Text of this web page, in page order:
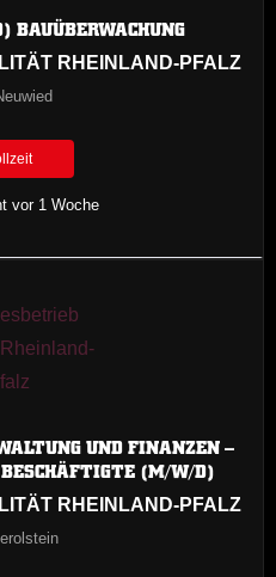
RHEINLAND-PFALZ
vor 1 Woche
UND FINANZEN –
(M/W/D)
RHEINLAND-PFALZ